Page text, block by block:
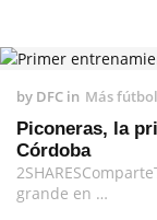
by DFC in Más fútbol
Piconeras, la
Córdoba
grande en …